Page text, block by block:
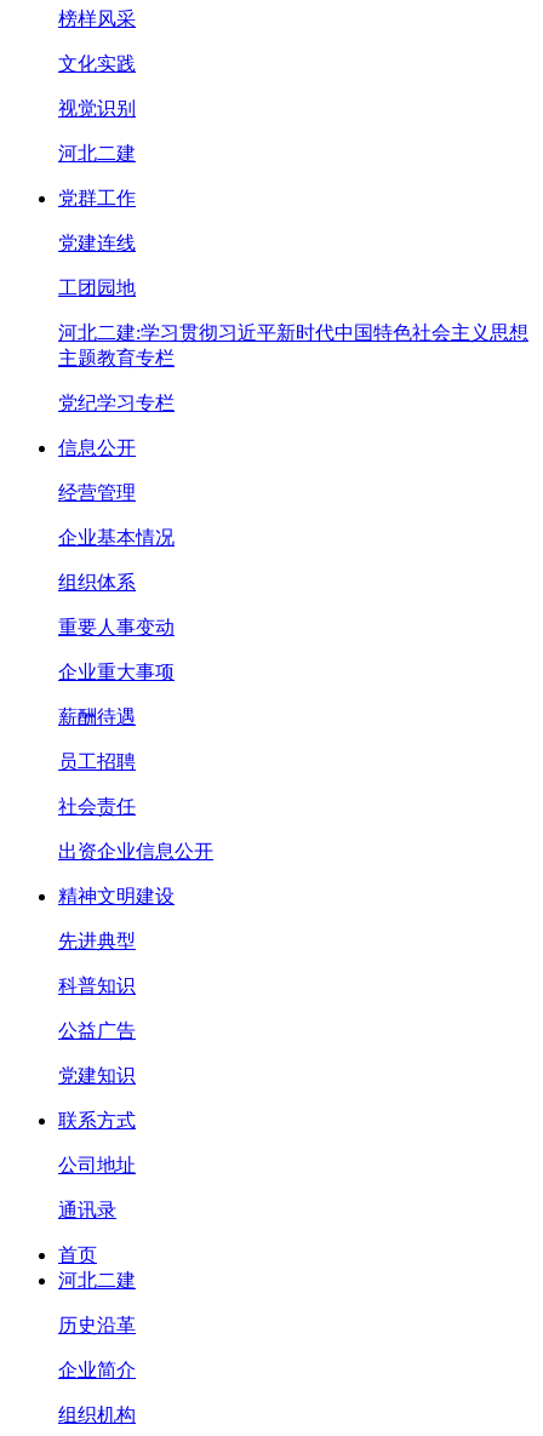
榜样风采
文化实践
视觉识别
河北二建
党群工作
党建连线
工团园地
河北二建:学习贯彻习近平新时代中国特色社会主义思想
主题教育专栏
党纪学习专栏
信息公开
经营管理
企业基本情况
组织体系
重要人事变动
企业重大事项
薪酬待遇
员工招聘
社会责任
出资企业信息公开
精神文明建设
先进典型
科普知识
公益广告
党建知识
联系方式
公司地址
通讯录
首页
河北二建
历史沿革
企业简介
组织机构